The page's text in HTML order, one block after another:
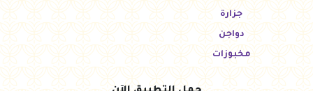
جزارة
دواجن
مخبوزات